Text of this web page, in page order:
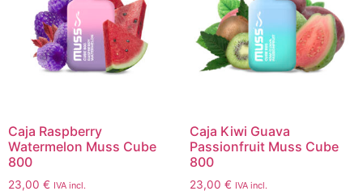
Caja Raspberry
Watermelon Muss Cube
800
23,00 € IVA incl.
Caja Kiwi Guava
Passionfruit Muss Cube
800
23,00 € IVA incl.